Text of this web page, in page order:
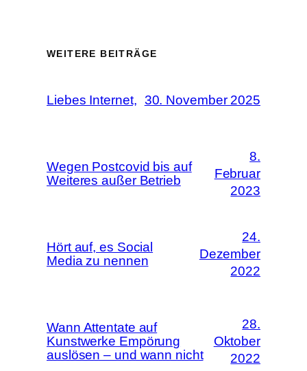
WEITERE BEITRÄGE
Liebes Internet, 30. November 2025
Wegen Postcovid bis auf
Weiteres außer Betrieb
8.
Februar
2023
Hört auf, es Social
Media zu nennen
24.
Dezember
2022
Wann Attentate auf
Kunstwerke Empörung
auslösen – und wann nicht
28.
Oktober
2022